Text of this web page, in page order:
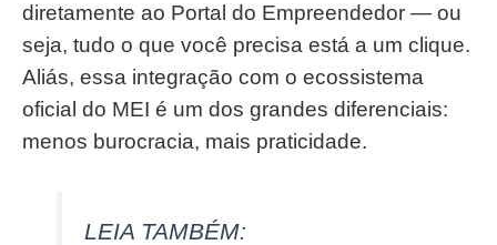
diretamente ao Portal do Empreendedor — ou
seja, tudo o que você precisa está a um clique.
Aliás, essa integração com o ecossistema
oficial do MEI é um dos grandes diferenciais:
menos burocracia, mais praticidade.
LEIA TAMBÉM: